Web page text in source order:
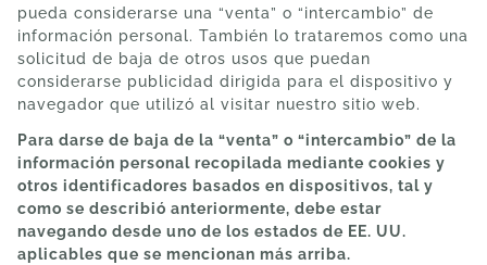
pueda considerarse una “venta” o “intercambio” de
información personal. También lo trataremos como una
solicitud de baja de otros usos que puedan
considerarse publicidad dirigida para el dispositivo y
navegador que utilizó al visitar nuestro sitio web.
Para darse de baja de la “venta” o “intercambio” de la
información personal recopilada mediante cookies y
otros identificadores basados en dispositivos, tal y
como se describió anteriormente, debe estar
navegando desde uno de los estados de EE. UU.
aplicables que se mencionan más arriba.